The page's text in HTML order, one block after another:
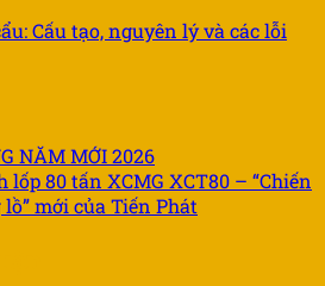
Cấu tạo, nguyên lý và các lỗi
NĂM MỚI 2026
lốp 80 tấn XCMG XCT80 – “Chiến
mới của Tiến Phát